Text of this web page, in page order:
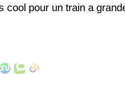
cool pour un train a